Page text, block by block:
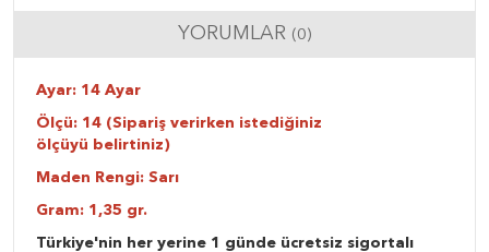
YORUMLAR (0)
Ayar: 14 Ayar
Ölçü: 14 (Sipariş verirken istediğiniz
ölçüyü belirtiniz)
Maden Rengi: Sarı
Gram: 1,35 gr.
Türkiye'nin her yerine 1 günde ücretsiz sigortalı